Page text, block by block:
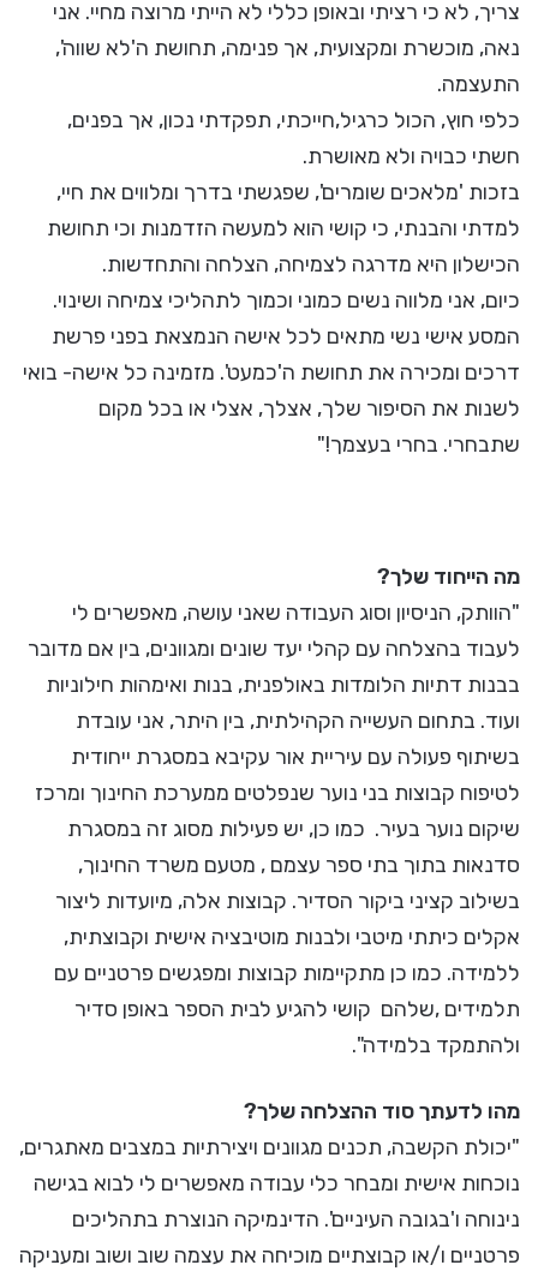
צריך, לא כי רציתי ובאופן כללי לא הייתי מרוצה מחיי. אני
נאה, מוכשרת ומקצועית, אך פנימה, תחושת ה'לא שווה',
התעצמה.
כלפי חוץ, הכול כרגיל,חייכתי, תפקדתי נכון, אך בפנים,
חשתי כבויה ולא מאושרת.
בזכות 'מלאכים שומרים', שפגשתי בדרך ומלווים את חיי,
למדתי והבנתי, כי קושי הוא למעשה הזדמנות וכי תחושת
הכישלון היא מדרגה לצמיחה, הצלחה והתחדשות.
כיום, אני מלווה נשים כמוני וכמוך לתהליכי צמיחה ושינוי.
המסע אישי נשי מתאים לכל אישה הנמצאת בפני פרשת
דרכים ומכירה את תחושת ה'כמעט'. מזמינה כל אישה- בואי
לשנות את הסיפור שלך, אצלך, אצלי או בכל מקום
שתבחרי. בחרי בעצמך!"
מה הייחוד שלך?
"הוותק, הניסיון וסוג העבודה שאני עושה, מאפשרים לי
לעבוד בהצלחה עם קהלי יעד שונים ומגוונים, בין אם מדובר
בבנות דתיות הלומדות באולפנית, בנות ואימהות חילוניות
ועוד. בתחום העשייה הקהילתית, בין היתר, אני עובדת
בשיתוף פעולה עם עיריית אור עקיבא במסגרת ייחודית
לטיפוח קבוצות בני נוער שנפלטים ממערכת החינוך ומרכז
שיקום נוער בעיר. כמו כן, יש פעילות מסוג זה במסגרת
סדנאות בתוך בתי ספר עצמם , מטעם משרד החינוך,
בשילוב קציני ביקור הסדיר. קבוצות אלה, מיועדות ליצור
אקלים כיתתי מיטבי ולבנות מוטיבציה אישית וקבוצתית,
ללמידה. כמו כן מתקיימות קבוצות ומפגשים פרטניים עם
תלמידים ,שלהם קושי להגיע לבית הספר באופן סדיר
ולהתמקד בלמידה".
מהו לדעתך סוד ההצלחה שלך?
"יכולת הקשבה, תכנים מגוונים ויצירתיות במצבים מאתגרים,
נוכחות אישית ומבחר כלי עבודה מאפשרים לי לבוא בגישה
נינוחה ו'בגובה העיניים'. הדינמיקה הנוצרת בתהליכים
פרטניים ו/או קבוצתיים מוכיחה את עצמה שוב ושוב ומעניקה